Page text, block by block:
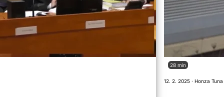
28 min
12. 2. 2025 · Honza